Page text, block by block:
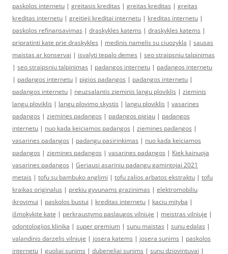
paskolos internetu | greitasis kreditas | greitas kreditas | greitas
kreditas internetu | greitieji kreditai internetu | kreditas internetu |
paskolos refinansavimas | draskykles katems | draskykles katems |
pripratinti kate prie draskykles | medinis namelis su ciuozykla | sausas
maistas ar konservai | isvalyti tepalo demes | seo straipsniu talpinimas
| seo straipsniu talpinimas | padangos internetu | padangos internetu
| padangos internetu | pigios padangos | padangos internetu |
padangos internetu | neuzsalantis zieminis langu ploviklis | zieminis
langu ploviklis | langu plovimo skystis | langu ploviklis | vasarines
padangos | ziemines padangos | padangos pigiau | padangos
internetu | nuo kada keiciamos padangos | ziemines padangos |
vasarines padangos | padangu pasirinkimas | nuo kada keiciamos
padangos | ziemines padangos | vasarines padangos | Kiek kainuoja
vasarines padangos | Geriausi asariniu padangu gamintojai 2021
metais | tofu su bambuko anglimi | tofu zalios arbatos ekstraktu | tofu
kraikas originalus | prekiu gyvunams grazinimas | elektromobiliu
ikrovimui | paskolos bustui | kreditas internetu | kaciu mityba |
išmokykite katę | perkraustymo paslaugos vilniuje | meistras vilniuje |
odontologijos klinika | super premium | sunu maistas | sunu edalas |
valandinis darzelis vilniuje | josera katems | josera sunims | paskolos
internetu | guoliai sunims | dubeneliai sunims | sunu dziovintuvai |